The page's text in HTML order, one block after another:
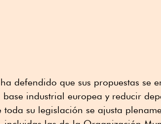
defendido que sus propuestas se
industrial europea y reducir
su legislación se ajusta